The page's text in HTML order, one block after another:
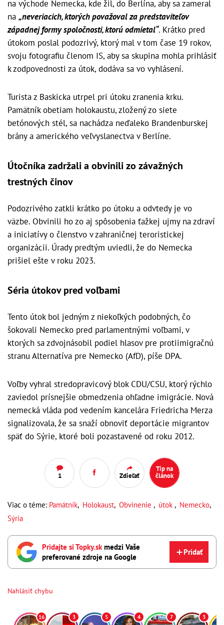
na východe Nemecka, kde žil, do Berlína, aby sa zameral
na „neveriacich, ktorých považoval za predstaviteľov
západnej formy spoločnosti, ktorú odmietal“. Krátko pred
útokom poslal podozrivý, ktorý mal v tom čase 19 rokov,
svoju fotografiu členom IS, aby sa skupina mohla prihlásiť
k zodpovednosti za útok, dodáva sa vo vyhlásení.
Turista z Baskicka utrpel pri útoku zranenia krku.
Pamätník obetiam holokaustu, zložený zo siete
betónových stél, sa nachádza neďaleko Brandenburskej
brány a amerického veľvyslanectva v Berlíne.
Útočníka zadržali a obvinili zo závažných
trestných činov
Podozrivého zatkli krátko po útoku a odvtedy je vo
väzbe. Obvinili ho zo aj spôsobenia ťažkej ujmy na zdraví
a iniciatívy o členstvo v zahraničnej teroristickej
organizácii. Úrady predtým uviedli, že do Nemecka
prišiel ešte v roku 2023.
Séria útokov pred voľbami
Tento útok bol jedným z niekoľkých podobných, čo
šokovali Nemecko pred parlamentnými voľbami, v
ktorých sa zdvojnásobil podiel hlasov pre protiimigračnú
stranu Alternatíva pre Nemecko (AfD), píše DPA.
Voľby vyhral stredopravicový blok CDU/CSU, ktorý rýchlo
zaviedol prísnejšie obmedzenia ohľadne imigrácie. Nová
nemecká vláda pod vedením kancelára Friedricha Merza
signalizovala, že sa snaží obnoviť deportácie migrantov
späť do Sýrie, ktoré boli pozastavené od roku 2012.
1 Zdieľať
Tip na
článok
Viac o téme: Pamätník, Holokaust, Obvinenie , útok , Nemecko,
Sýria
Pridajte si Topky.skmedzi Vaše
preferované zdroje na Google
Pridať
Nahlásiť chybu
16 3 5 4 7 3